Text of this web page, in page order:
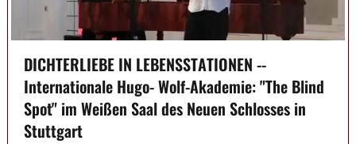
DICHTERLIEBE IN LEBENSSTATIONEN --
Internationale Hugo- Wolf-Akademie: "The Blind
Spot" im Weißen Saal des Neuen Schlosses in
Stuttgart